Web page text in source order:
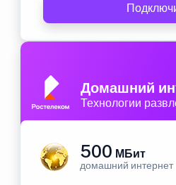
Домашний
Технологии
500 МБит
домашний интернет